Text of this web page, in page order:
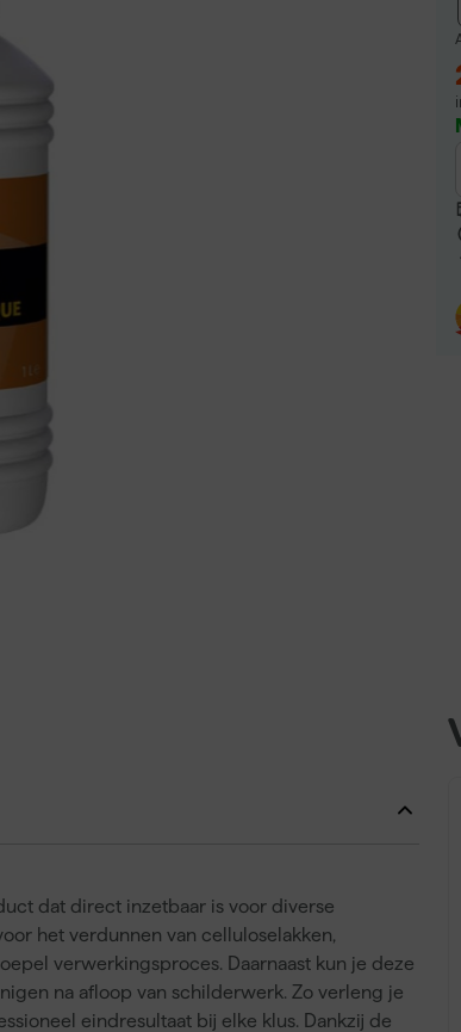
dat direct inzetbaar is voor diverse
het verdunnen van celluloselakken,
verwerkingsproces. Daarnaast kun je deze
na afloop van schilderwerk. Zo verleng je
eindresultaat bij elke klus. Dankzij de